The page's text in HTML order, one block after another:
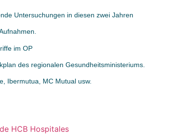
Untersuchungen in diesen zwei Jahren
im OP
des regionalen Gesundheitsministeriums.
Ibermutua, MC Mutual usw.